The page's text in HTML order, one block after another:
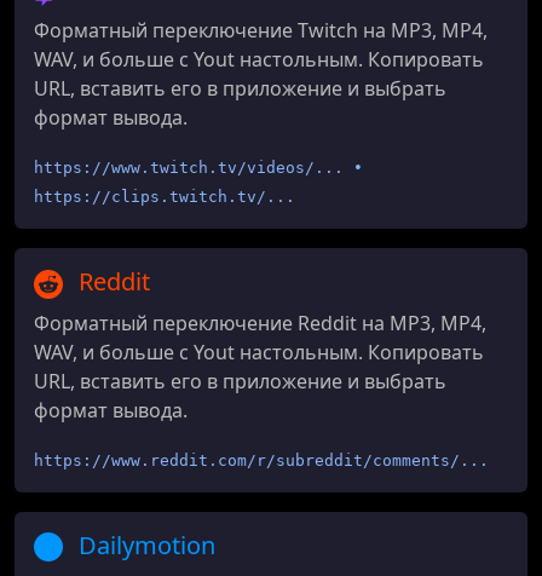
Форматный переключение Twitch на MP3, MP4,
WAV, и больше с Yout настольным. Копировать
URL, вставить его в приложение и выбрать
формат вывода.
https://www.twitch.tv/videos/... •
https://clips.twitch.tv/...
Reddit
Форматный переключение Reddit на MP3, MP4,
WAV, и больше с Yout настольным. Копировать
URL, вставить его в приложение и выбрать
формат вывода.
https://www.reddit.com/r/subreddit/comments/...
Dailymotion